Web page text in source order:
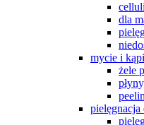
dla
mycie i
żele
pielęgnacja